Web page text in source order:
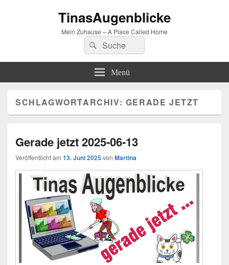
TinasAugenblicke
Mein Zuhause – A Place Called Home
Suchen
nach:
Suchen
Menü
SCHLAGWORTARCHIV: GERADE JETZT
Gerade jetzt 2025-06-13
Veröffentlicht am 13. Juni 2025von Martina